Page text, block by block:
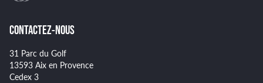
CONTACTEZ-NOUS
31 Parc du Golf
13593 Aix en Provence
Cedex 3